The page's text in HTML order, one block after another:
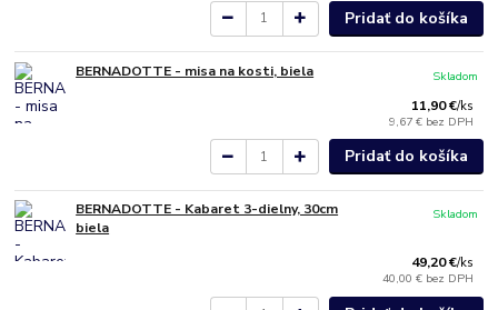
Pridať do košíka
BERNADOTTE - misa na kosti, biela
11,90 €/ks
9,67 € bez DPH
Skladom
Pridať do košíka
BERNADOTTE - Kabaret 3-dielny, 30cm
biela
49,20 €/ks
40,00 € bez DPH
Skladom